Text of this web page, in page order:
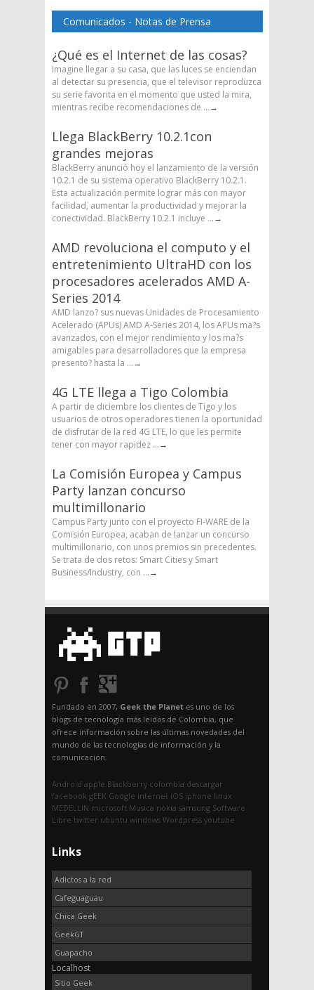
Comunicados - Notas de Prensa
¿Qué es el Internet de las cosas?
Imagine llegar a su casa, que las luces se enciendan
al detectar su presencia, que el televisor reproduzca
su serie favorita en el momento que usted la mira,
mientras recibe recomendaciones de ...→
Llega BlackBerry 10.2.1con
grandes mejoras
BlackBerry anunció hoy el lanzamiento de la versión
10.2.1 de su sistema operativo BlackBerry 10.2.1.
Esta actualización permite lograr más con mayor
facilidad, aumentar la productividad y mejorar la
conectividad. BlackBerry 10.2.1 incluye ...→
AMD revoluciona el computo y el
entretenimiento UltraHD con los
procesadores acelerados AMD A-
Series 2014
AMD lanzo? sus nuevas Unidades de Procesamiento
Acelerado (APUs) AMD A-Series 2014, los APUs ma?s
avanzados, con el mejor rendimiento y los ma?s
amigables para desarrolladores que la empresa
presento? hasta la ...→
4G LTE llega a Tigo Colombia
A partir de diciembre los clientes de Tigo y los
usuarios de otros operadores tienen la oportunidad
de disfrutar de la red 4G LTE, lo que les permite
tener con mayor rapidez ...→
La Comisión Europea y Campus
Party lanzan concurso
multimillonario
Campus Party junto con el proyecto FI-WARE de la
Comisión Europea, acaban de lanzar un concurso
multimillonario, con unos premios sin precedentes.
Se trata de dos retos: Smart Cities y Smart
Business/Industry, con ...→
Fundado en 2007, Geek the Planet es uno de los
blogs de tecnología más leídos de Colombia, que
ofrece información sobre las últimas novedades del
mundo de las tecnologías de información y la
comunicación.
Android apple Blackberry colombia descargar
facebook gEEK Google internet iOS iphone linux
MEDELLIN microsoft Musica nokia samsung Software
Libre twitter ubuntu windows Wordpress youtube
Links
Adictos a la red
Cafeguaguau
Chica Geek
GeekGT
Guapacho
Localhost
Sitio Geek